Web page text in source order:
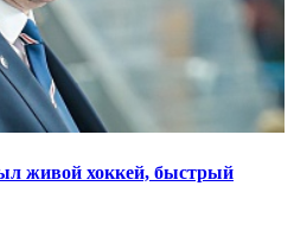
живой хоккей, быстрый